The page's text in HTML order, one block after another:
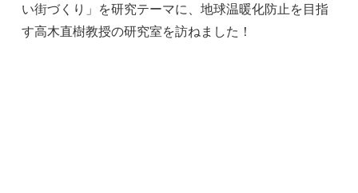
い街づくり」を研究テーマに、地球温暖化防止を目指
す高木直樹教授の研究室を訪ねました！